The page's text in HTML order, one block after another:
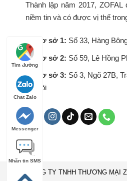
Thành lập năm 2017,
niềm tin và có được vị thế
Cơ sở 1: Số 33, Hàng
Cơ sở 2: Số 59, Lê Hồng
Cơ sở 3: Số 3, Ngõ 27B,
Nội
CÔNG TY TNHH THƯƠNG
Tìm đường
Chat Zalo
Messenger
Nhắn tin SMS